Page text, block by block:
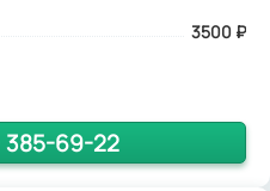
3500 ₽
385-69-22